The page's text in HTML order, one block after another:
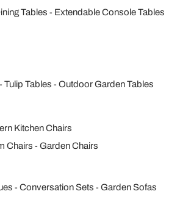
Tables
Extendable Console Tables
Tulip Tables Outdoor Garden Tables
Kitchen Chairs
Chairs
Garden Chairs
Conversation Sets
Garden Sofas